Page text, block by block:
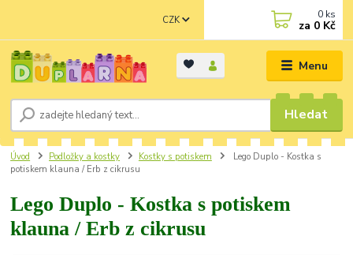
Menu
CZK
Hledat
0 ks
za 0 Kč
Úvod Podložky a kostky Kostky s potiskem
Lego Duplo - Kostka s
potiskem klauna / Erb z cikrusu
Lego Duplo - Kostka s potiskem
klauna / Erb z cikrusu